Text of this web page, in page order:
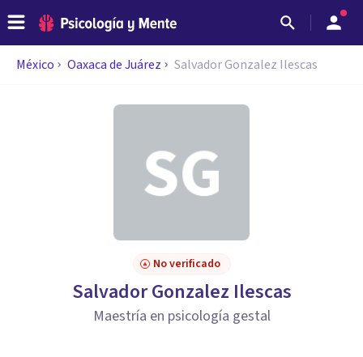
México Oaxaca de Juárez Salvador Gonzalez Ilescas
No verificado
Salvador Gonzalez Ilescas
Maestría en psicología gestal